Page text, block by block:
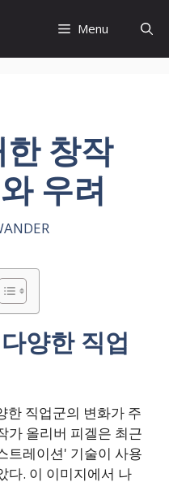
Menu
창작
우려
양한 직업
한 직업군의 변화가 주
가 올리버 피겔은 최근
트레이션' 기술이 사용
다. 이 이미지에서 나